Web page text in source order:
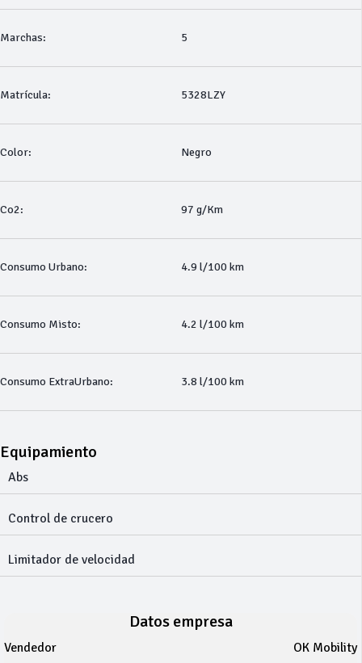
Marchas: 5
Matrícula: 5328LZY
Color: Negro
Co2: 97 g/Km
Consumo Urbano: 4.9 l/100 km
Consumo Misto: 4.2 l/100 km
Consumo ExtraUrbano: 3.8 l/100 km
Equipamiento
Abs
Control de crucero
Limitador de velocidad
Datos empresa
Vendedor OK Mobility